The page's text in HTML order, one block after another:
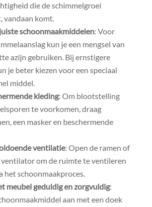
die de schimmelgroei
vandaan komt.​
schoonmaakmiddelen: Voor
kun je een mengsel van
azijn gebruiken.​ Bij ernstigere
je beter kiezen voor een speciaal
middel.​
kleding: Om blootstelling
te voorkomen, draag
een masker en beschermende
ventilatie: Open de ramen of
ventilator om de ruimte te ventileren
het schoonmaakproces.​
meubel geduldig en zorgvuldig:
aan met een doek